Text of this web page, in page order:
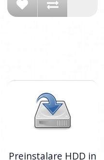
Preinstalare HDD in